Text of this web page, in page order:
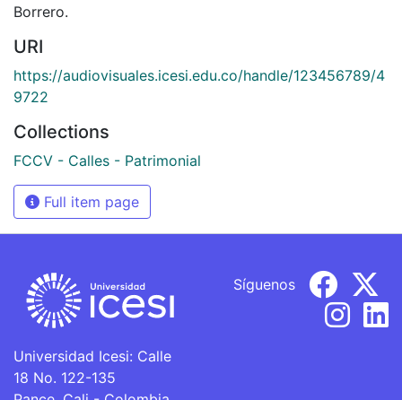
Borrero.
URI
https://audiovisuales.icesi.edu.co/handle/123456789/4
9722
Collections
FCCV - Calles - Patrimonial
Full item page
Universidad Icesi: Calle
18 No. 122-135
Síguenos